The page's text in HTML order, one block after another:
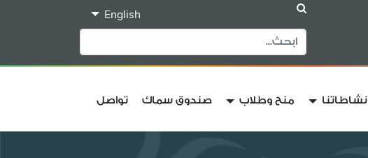
English
نشاطاتنا منح وطلاب صندوق سماك تواصل